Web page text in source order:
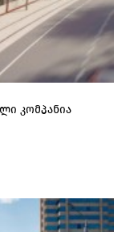
კომპანია